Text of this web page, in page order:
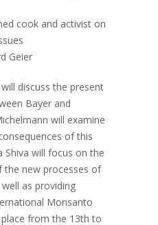
cook and activist on
Geier
discuss the present
Bayer and
will examine
of this
Shiva will focus on the
the new processes of
as providing
Monsanto
from the 13th to